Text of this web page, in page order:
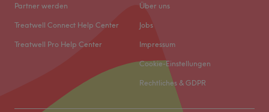
Partner werden
Treatwell Connect Help Center
Treatwell Pro Help Center
Über uns
Jobs
Impressum
Cookie-Einstellungen
Rechtliches & GDPR